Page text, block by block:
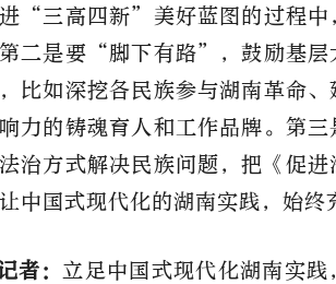
“三高四新” 美好蓝图的过程
二是要 “脚下有路”
，鼓励基
比如深挖各民族参与湖南革命
力的铸魂育人和工作品牌。第三
治方式解决民族问题，把 《促进
中国式现代化的湖南实践，始终
者： 立足中国式现代化湖南实